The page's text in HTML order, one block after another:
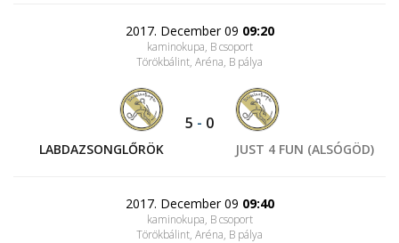
2017. December 09 09:20
kaminokupa, B csoport
Törökbálint, Aréna, B pálya
LABDAZSONGLŐRÖK
5 - 0
JUST 4 FUN (ALSÓGÖD)
2017. December 09 09:40
kaminokupa, B csoport
Törökbálint, Aréna, B pálya